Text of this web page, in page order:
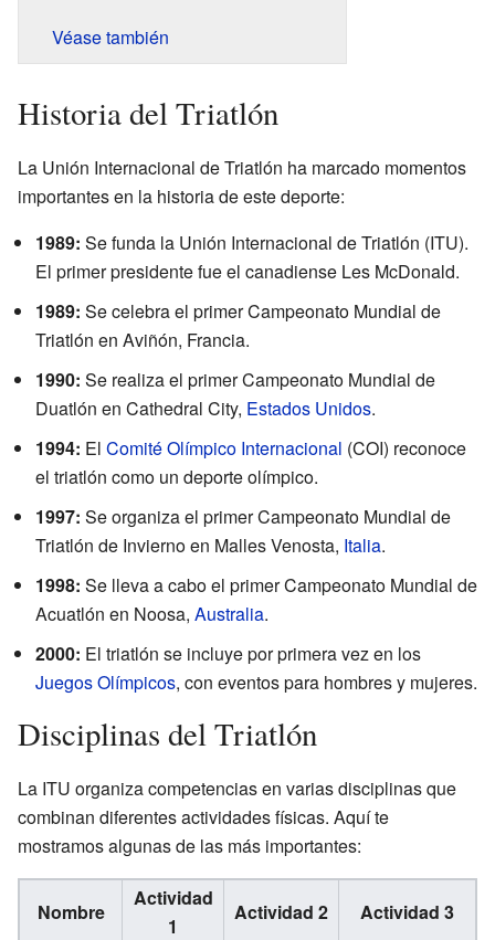
Véase también
Historia del Triatlón
La Unión Internacional de Triatlón ha marcado momentos
importantes en la historia de este deporte:
1989: Se funda la Unión Internacional de Triatlón (ITU).
El primer presidente fue el canadiense Les McDonald.
1989: Se celebra el primer Campeonato Mundial de
Triatlón en Aviñón, Francia.
1990: Se realiza el primer Campeonato Mundial de
Duatlón en Cathedral City, Estados Unidos.
1994: El Comité Olímpico Internacional (COI) reconoce
el triatlón como un deporte olímpico.
1997: Se organiza el primer Campeonato Mundial de
Triatlón de Invierno en Malles Venosta, Italia.
1998: Se lleva a cabo el primer Campeonato Mundial de
Acuatlón en Noosa, Australia.
2000: El triatlón se incluye por primera vez en los
Juegos Olímpicos, con eventos para hombres y mujeres.
Disciplinas del Triatlón
La ITU organiza competencias en varias disciplinas que
combinan diferentes actividades físicas. Aquí te
mostramos algunas de las más importantes:
Nombre
Actividad
1
Actividad 2
Actividad 3